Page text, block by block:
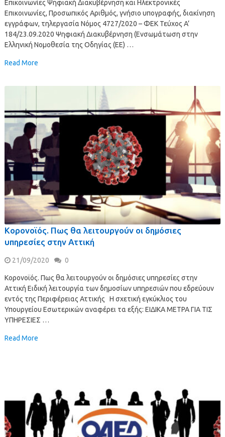
Επικοινωνίες Ψηφιακή Διακυβέρνηση και Ηλεκτρονικές
Επικοινωνίες, Προσωπικός Αριθμός, γνήσιο υπογραφής, διακίνηση
εγγράφων, τηλεργασία Νόμος 4727/2020 – ΦΕΚ Τεύχος A’
184/23.09.2020 Ψηφιακή Διακυβέρνηση (Ενσωμάτωση στην
Ελληνική Νομοθεσία της Οδηγίας (ΕΕ) …
Read More
Κορονοϊός. Πως θα λειτουργούν οι δημόσιες
υπηρεσίες στην Αττική
21/09/2020 0
Κορονοϊός. Πως θα λειτουργούν οι δημόσιες υπηρεσίες στην
Αττική Ειδική λειτουργία των δημοσίων υπηρεσιών που εδρεύουν
εντός της Περιφέρειας Αττικής Η σχετική εγκύκλιος του
Υπουργείου Εσωτερικών αναφέρει τα εξής: ΕΙΔΙΚΑ ΜΕΤΡΑ ΓΙΑ ΤΙΣ
ΥΠΗΡΕΣΙΕΣ …
Read More